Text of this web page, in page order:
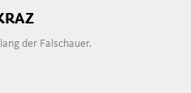
der Falschauer.